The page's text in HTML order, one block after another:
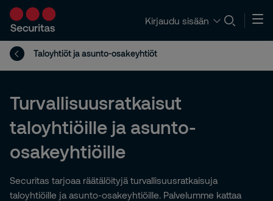
Kirjaudu sisään
Taloyhtiöt ja asunto-osakeyhtiöt
Turvallisuusratkaisut
taloyhtiöille ja asunto-
osakeyhtiöille
Securitas tarjoaa räätälöityjä turvallisuusratkaisuja
taloyhtiöille ja asunto-osakeyhtiöille. Palvelumme kattaa